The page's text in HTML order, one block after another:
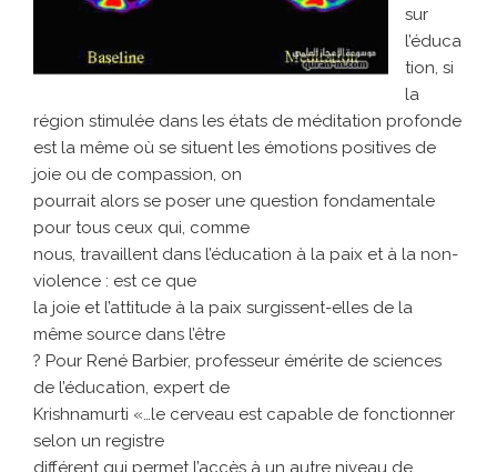
sur
l’éduca
tion, si
la
région stimulée dans les états de méditation profonde
est la même où se situent les émotions positives de
joie ou de compassion, on
pourrait alors se poser une question fondamentale
pour tous ceux qui, comme
nous, travaillent dans l’éducation à la paix et à la non-
violence : est ce que
la joie et l’attitude à la paix surgissent-elles de la
même source dans l’être
? Pour René Barbier, professeur émérite de sciences
de l’éducation, expert de
Krishnamurti «…le cerveau est capable de fonctionner
selon un registre
différent qui permet l’accès à un autre niveau de